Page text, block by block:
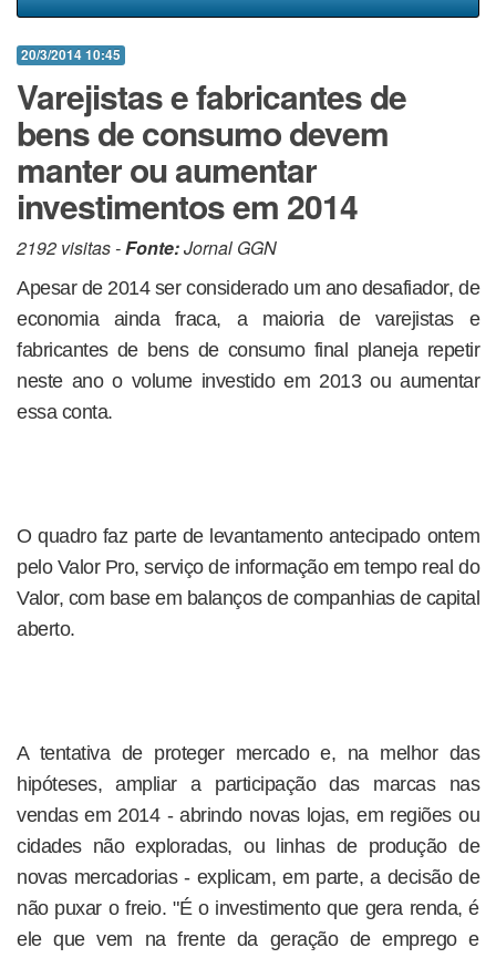
20/3/2014 10:45
Varejistas e fabricantes de
bens de consumo devem
manter ou aumentar
investimentos em 2014
2192 visitas -Fonte:Jornal GGN
Apesar de 2014 ser considerado um ano desafiador, de
economia ainda fraca, a maioria de varejistas e
fabricantes de bens de consumo final planeja repetir
neste ano o volume investido em 2013 ou aumentar
essa conta.
O quadro faz parte de levantamento antecipado ontem
pelo Valor Pro, serviço de informação em tempo real do
Valor, com base em balanços de companhias de capital
aberto.
A tentativa de proteger mercado e, na melhor das
hipóteses, ampliar a participação das marcas nas
vendas em 2014 - abrindo novas lojas, em regiões ou
cidades não exploradas, ou linhas de produção de
novas mercadorias - explicam, em parte, a decisão de
não puxar o freio. "É o investimento que gera renda, é
ele que vem na frente da geração de emprego e